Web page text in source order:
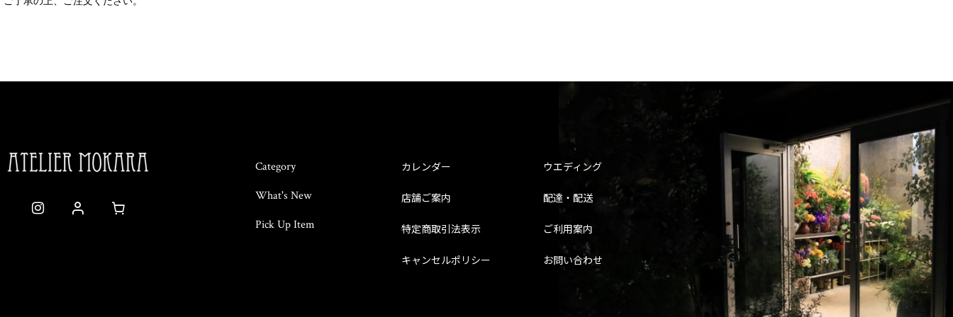
Category
What's New
Pick Up Item
カレンダー ウエディング
店舗ご案内 配達・配送
特定商取引法表示 ご利用案内
キャンセルポリシー お問い合わせ